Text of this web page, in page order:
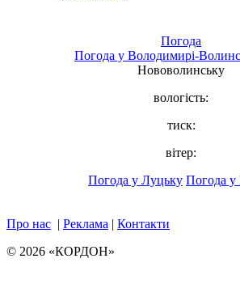
Погода
Погода у Володимирі-
Нововолинську
вологість:
тиск:
вітер:
Погода у Луцьку Погода у
Про нас | Реклама | Контакти
© 2026 «КОРДОН»